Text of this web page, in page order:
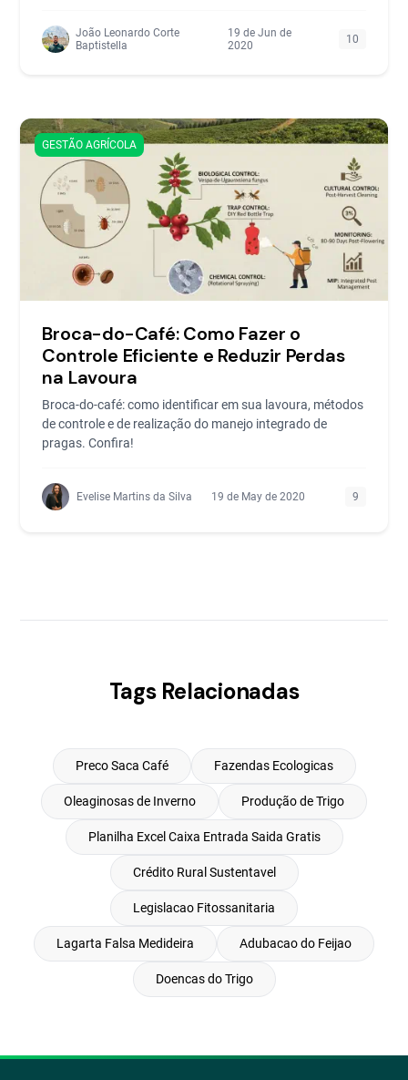
João Leonardo Corte
Baptistella
19 de Jun de
2020
10
GESTÃO AGRÍCOLA
Broca-do-Café: Como Fazer o
Controle Eficiente e Reduzir Perdas
na Lavoura
Broca-do-café: como identificar em sua lavoura, métodos
de controle e de realização do manejo integrado de
pragas. Confira!
Evelise Martins da Silva 19 de May de 2020 9
Tags Relacionadas
Preco Saca Café Fazendas Ecologicas
Oleaginosas de Inverno Produção de Trigo
Planilha Excel Caixa Entrada Saida Gratis
Crédito Rural Sustentavel
Legislacao Fitossanitaria
Lagarta Falsa Medideira Adubacao do Feijao
Doencas do Trigo